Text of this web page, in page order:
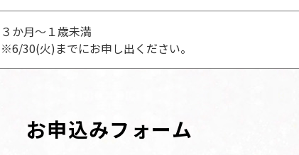
３か月～１歳未満
※6/30(火)までにお申し出ください。
お申込みフォーム